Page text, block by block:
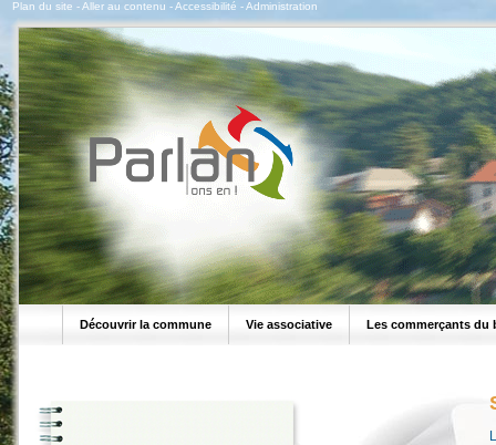
Plan du site -Aller au contenu -Accessibilité -Administration
Découvrir la commune Vie associative Les commerçants du